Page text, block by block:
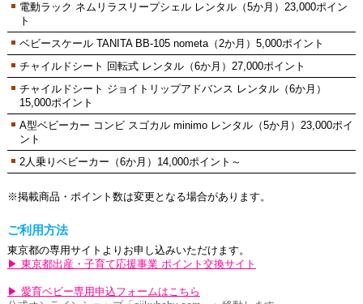
電動ラック ネムリラスリープシェル レンタル（5か月）23,000ポイン
ト
ベビースケール TANITA BB-105 nometa（2か月）5,000ポイント
チャイルドシート 回転式 レンタル（6か月）27,000ポイント
チャイルドシート ジョイトリップアドバンス レンタル（6か月）
15,000ポイント
A型ベビーカー コンビ スゴカル minimo レンタル（5か月）23,000ポイ
ント
2人乗りベビーカー（6か月）14,000ポイント～
※掲載商品・ポイント数は変更となる場合があります。
ご利用方法
東京都の専用サイトよりお申し込みいただけます。
▶ 東京都出産・子育て応援事業 ポイント交換サイト
▶ 愛育ベビー専用申込フォームはこちら